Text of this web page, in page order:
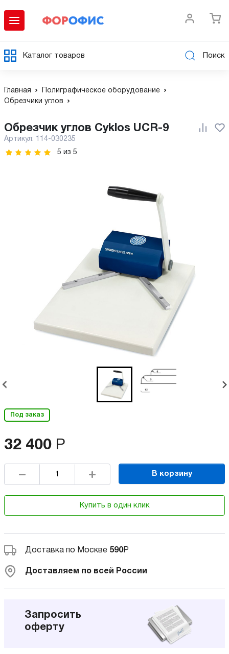
Каталог товаров Поиск
Главная
Полиграфическое оборудование
Обрезчики углов
Обрезчик углов Cyklos UCR-9
Артикул: 114-030235
5 из 5
Под заказ
32 400 Р
В корзину
Купить в один клик
Доставка по Москве 590Р
Доставляем по всей России
Запросить
оферту